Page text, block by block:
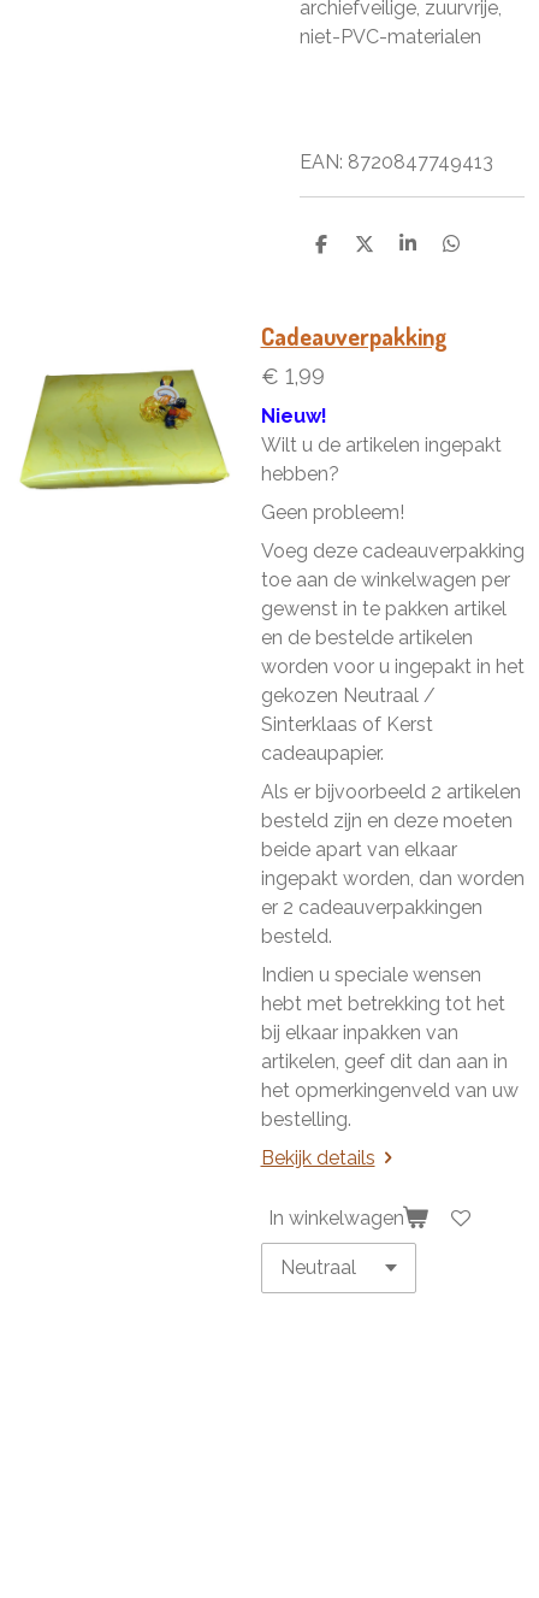
archiefveilige, zuurvrije,
niet-PVC-materialen
EAN: 8720847749413
D
D
S
e
D
Cadeauverpakking
€ 1,99
Nieuw!
Wilt u de artikelen ingepakt
hebben?
Geen probleem!
Voeg deze cadeauverpakking
toe aan de winkelwagen per
gewenst in te pakken artikel
en de bestelde artikelen
worden voor u ingepakt in het
gekozen Neutraal /
Sinterklaas of Kerst
cadeaupapier.
Als er bijvoorbeeld 2 artikelen
besteld zijn en deze moeten
beide apart van elkaar
ingepakt worden, dan worden
er 2 cadeauverpakkingen
besteld.
Indien u speciale wensen
hebt met betrekking tot het
bij elkaar inpakken van
artikelen, geef dit dan aan in
het opmerkingenveld van uw
bestelling.
Bekijk details
In winkelwagen